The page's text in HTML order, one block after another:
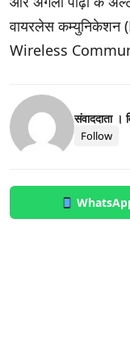
वायरलेस
Wireless
संवाददाता ।
Follow